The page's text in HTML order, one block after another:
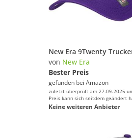
von New Era
Bester Preis
gefunden bei Amazon
zuletzt überprüft am 27.09.2025
Preis kann sich seitdem geändert
Keine weiteren Anbieter